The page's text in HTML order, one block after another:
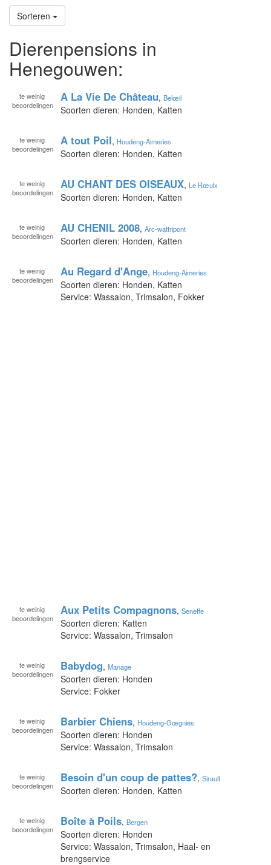
Sorteren
Dierenpensions in
Henegouwen:
te weinig
beoordelingen
A La Vie De Château, Belœil
Soorten dieren: Honden, Katten
te weinig
beoordelingen
A tout Poil, Houdeng-Aimeries
Soorten dieren: Honden, Katten
te weinig
beoordelingen
AU CHANT DES OISEAUX, Le Rœulx
Soorten dieren: Honden, Katten
te weinig
beoordelingen
AU CHENIL 2008, Arc-wattripont
Soorten dieren: Honden, Katten
te weinig
beoordelingen
Au Regard d'Ange, Houdeng-Aimeries
Soorten dieren: Honden, Katten
Service: Wassalon, Trimsalon, Fokker
te weinig
beoordelingen
Aux Petits Compagnons, Seneffe
Soorten dieren: Katten
Service: Wassalon, Trimsalon
te weinig
beoordelingen
Babydog, Manage
Soorten dieren: Honden
Service: Fokker
te weinig
beoordelingen
Barbier Chiens, Houdeng-Gœgnies
Soorten dieren: Honden
Service: Wassalon, Trimsalon
te weinig
beoordelingen
Besoin d'un coup de pattes?, Sirault
Soorten dieren: Honden, Katten
te weinig
beoordelingen
Boîte à Poils, Bergen
Soorten dieren: Honden
Service: Wassalon, Trimsalon, Haal- en
brengservice